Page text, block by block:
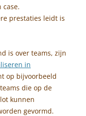
case.
prestaties leidt is
is over teams, zijn
in
op bijvoorbeeld
die op de
kunnen
gevormd.